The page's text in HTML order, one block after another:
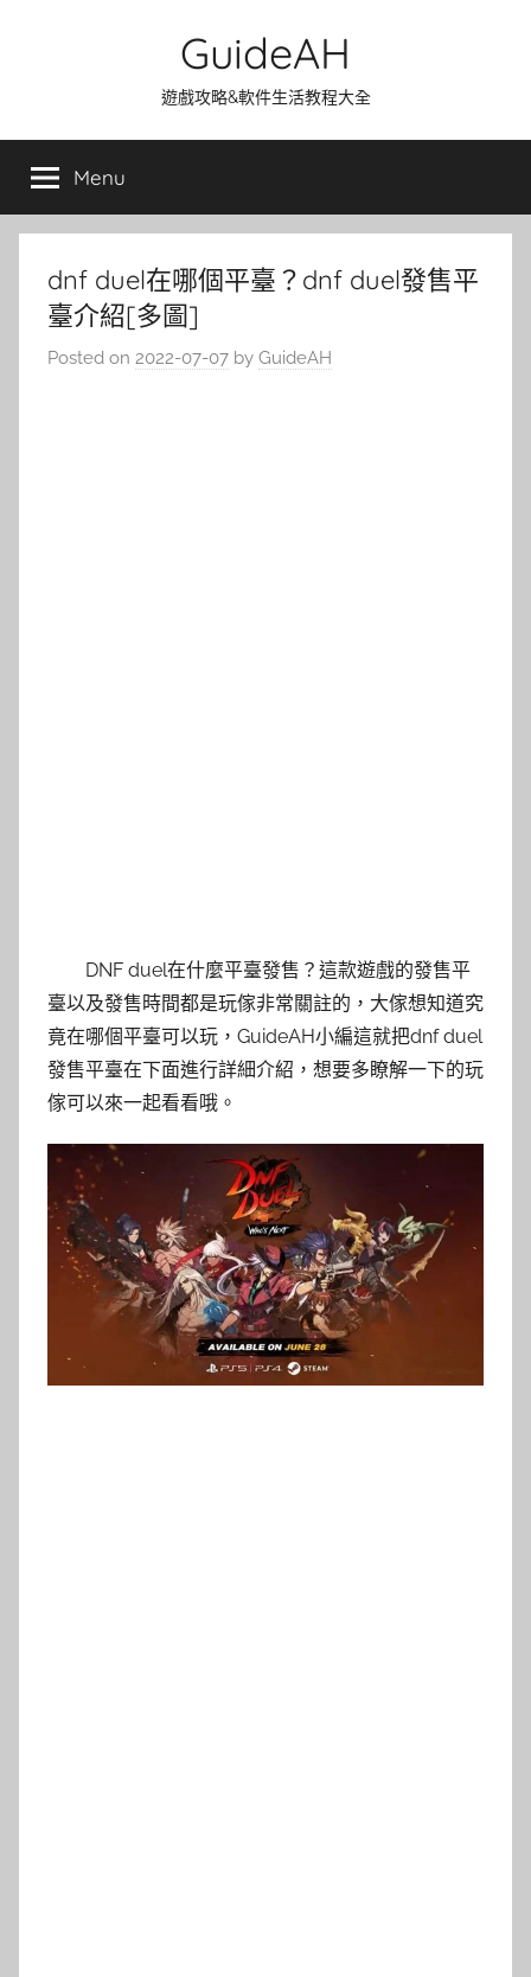
GuideAH
遊戲攻略&軟件生活教程大全
Menu
dnf duel在哪個平臺？dnf duel發售平
臺介紹[多圖]
Posted on 2022-07-07 by GuideAH
DNF duel在什麼平臺發售？這款遊戲的發售平
臺以及發售時間都是玩傢非常關註的，大傢想知道究
竟在哪個平臺可以玩，GuideAH小編這就把dnf duel
發售平臺在下面進行詳細介紹，想要多瞭解一下的玩
傢可以來一起看看哦。